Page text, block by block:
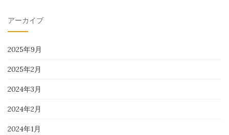
アーカイブ
2025年9月
2025年2月
2024年3月
2024年2月
2024年1月